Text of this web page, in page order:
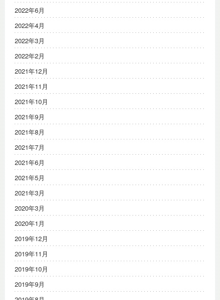
2022年6月
2022年4月
2022年3月
2022年2月
2021年12月
2021年11月
2021年10月
2021年9月
2021年8月
2021年7月
2021年6月
2021年5月
2021年3月
2020年3月
2020年1月
2019年12月
2019年11月
2019年10月
2019年9月